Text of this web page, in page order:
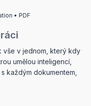
• PDF
vše v jednom, který kdy
umělou inteligencí,
každým dokumentem,